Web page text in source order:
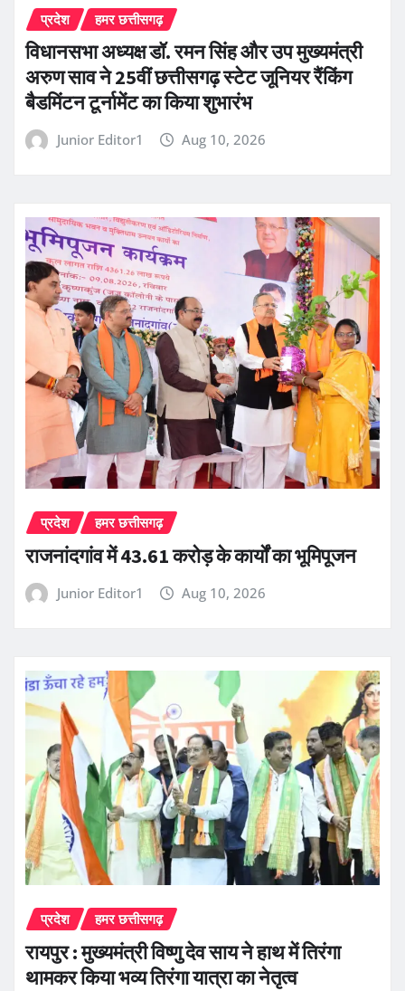
प्रदेश हमर छत्तीसगढ़
विधानसभा अध्यक्ष डॉ. रमन सिंह और उप मुख्यमंत्री
अरुण साव ने 25वीं छत्तीसगढ़ स्टेट जूनियर रैंकिंग
बैडमिंटन टूर्नामेंट का किया शुभारंभ
Junior Editor1 Aug 10, 2026
प्रदेश हमर छत्तीसगढ़
राजनांदगांव में 43.61 करोड़ के कार्यों का भूमिपूजन
Junior Editor1 Aug 10, 2026
प्रदेश हमर छत्तीसगढ़
रायपुर : मुख्यमंत्री विष्णु देव साय ने हाथ में तिरंगा
थामकर किया भव्य तिरंगा यात्रा का नेतृत्व